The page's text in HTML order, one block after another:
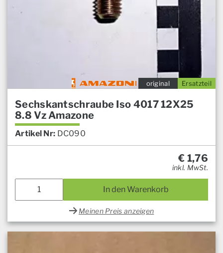
Ersatzteil
original
Sechskantschraube Iso 4017 12X25
8.8 Vz Amazone
Artikel Nr: DC090
€ 1,76
inkl. MwSt.
In den Warenkorb
Meinen Preis anzeigen